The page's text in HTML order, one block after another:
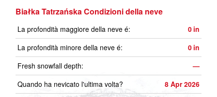
Białka Tatrzańska Condizioni della neve
La profondità maggiore della neve é: 0 in
La profondità minore della neve é:
0 in
Fresh snowfall depth:
—
Quando ha nevicato l'ultima volta?
8 Apr 2026